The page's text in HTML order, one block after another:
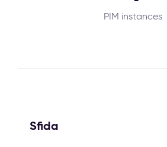
PIM instances
Sfida